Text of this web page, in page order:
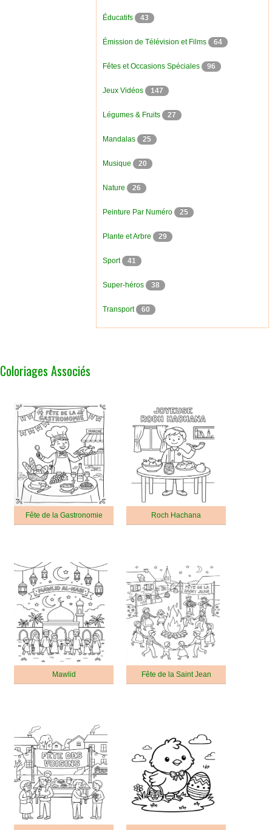
Éducatifs 43
Émission de Télévision et Films 64
Fêtes et Occasions Spéciales 96
Jeux Vidéos 147
Légumes & Fruits 27
Mandalas 25
Musique 20
Nature 26
Peinture Par Numéro 25
Plante et Arbre 29
Sport 41
Super-héros 38
Transport 60
Coloriages Associés
Fête de la Gastronomie Roch Hachana
Mawlid Fête de la Saint Jean